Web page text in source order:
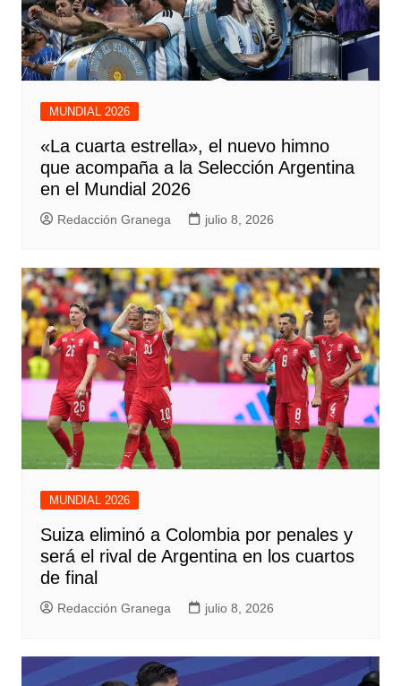
MUNDIAL 2026
«La cuarta estrella», el nuevo himno
que acompaña a la Selección Argentina
en el Mundial 2026
Redacción Granega julio 8, 2026
MUNDIAL 2026
Suiza eliminó a Colombia por penales y
será el rival de Argentina en los cuartos
de final
Redacción Granega julio 8, 2026